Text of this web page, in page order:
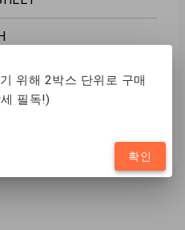
위해 2박스 단위로 구매
필독!)
확인